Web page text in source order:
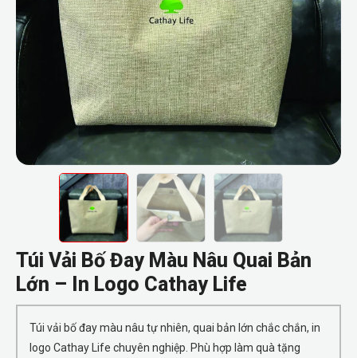
Túi Vải Bố Đay Màu Nâu Quai Bản
Lớn – In Logo Cathay Life
Túi vải bố đay màu nâu tự nhiên, quai bản lớn chắc chắn, in
logo Cathay Life chuyên nghiệp. Phù hợp làm quà tặng